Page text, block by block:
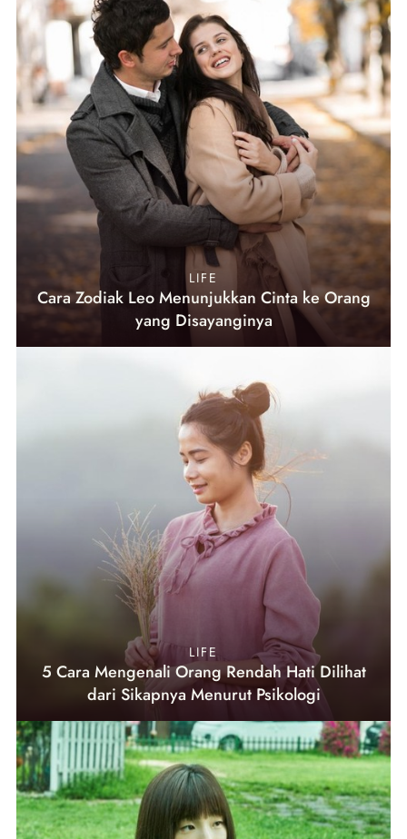
LIFE
Cara Zodiak Leo Menunjukkan Cinta ke Orang
yang Disayanginya
LIFE
5 Cara Mengenali Orang Rendah Hati Dilihat
dari Sikapnya Menurut Psikologi